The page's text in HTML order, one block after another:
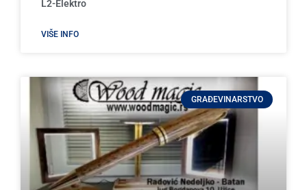
L2-Elektro
VIŠE INFO
GRAĐEVINARSTVO